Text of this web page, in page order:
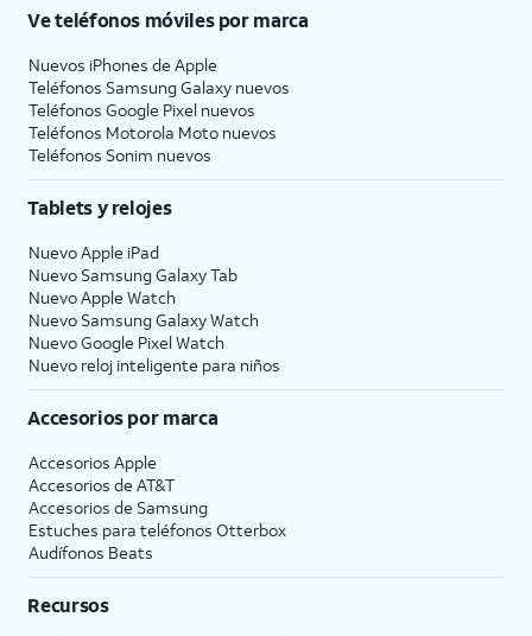
Ve teléfonos móviles por marca
Nuevos iPhones de Apple
Teléfonos Samsung Galaxy nuevos
Teléfonos Google Pixel nuevos
Teléfonos Motorola Moto nuevos
Teléfonos Sonim nuevos
Tablets y relojes
Nuevo Apple iPad
Nuevo Samsung Galaxy Tab
Nuevo Apple Watch
Nuevo Samsung Galaxy Watch
Nuevo Google Pixel Watch
Nuevo reloj inteligente para niños
Accesorios por marca
Accesorios Apple
Accesorios de AT&T
Accesorios de Samsung
Estuches para teléfonos Otterbox
Audífonos Beats
Recursos